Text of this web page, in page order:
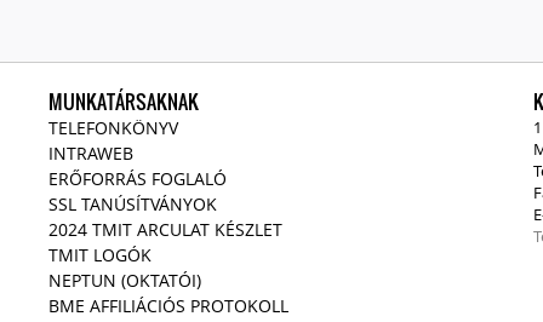
MUNKATÁRSAKNAK
TELEFONKÖNYV
INTRAWEB
ERŐFORRÁS FOGLALÓ
SSL TANÚSÍTVÁNYOK
2024 TMIT ARCULAT KÉSZLET
TMIT LOGÓK
NEPTUN (OKTATÓI)
BME AFFILIÁCIÓS PROTOKOLL